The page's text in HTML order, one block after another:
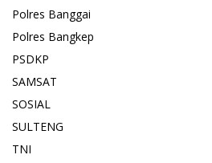
Polres Banggai
Polres Bangkep
PSDKP
SAMSAT
SOSIAL
SULTENG
TNI